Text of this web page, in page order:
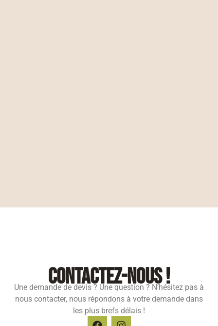
contactez-nous !
Une demande de devis ? Une question ? N’hésitez pas à
nous contacter, nous répondons à votre demande dans
les plus brefs délais !